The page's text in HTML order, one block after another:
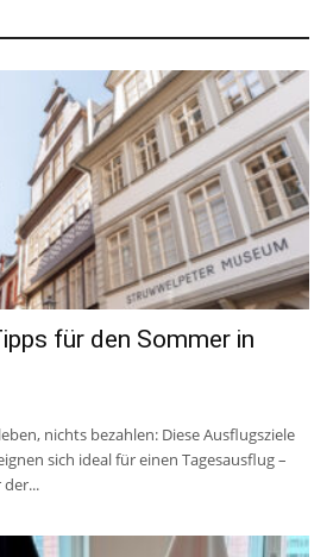
für den Sommer in
nichts bezahlen: Diese Ausflugsziele
sich ideal für einen Tagesausflug –